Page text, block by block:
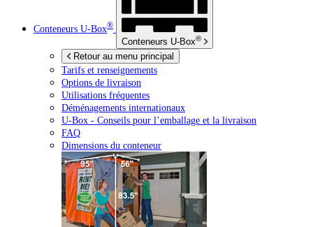
Conteneurs U-Box®
Conteneurs U-Box®
Retour au menu principal
Tarifs et renseignements
Options de livraison
Utilisations fréquentes
Déménagements internationaux
U-Box - Conseils pour l’emballage et la livraison
FAQ
Dimensions du conteneur